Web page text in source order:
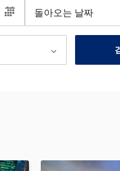
돌아오는 날짜